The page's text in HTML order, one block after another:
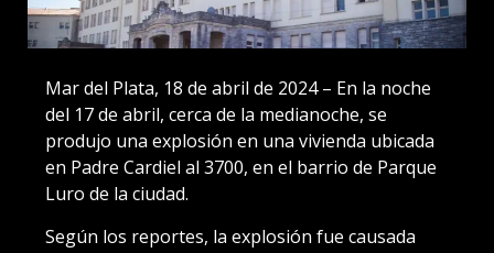
Mar del Plata, 18 de abril de 2024 – En la noche
del 17 de abril, cerca de la medianoche, se
produjo una explosión en una vivienda ubicada
en Padre Cardiel al 3700, en el barrio de Parque
Luro de la ciudad.
Según los reportes, la explosión fue causada